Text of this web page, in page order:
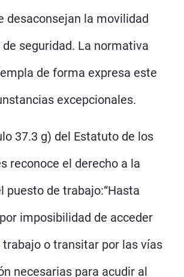
desaconsejan la movilidad
seguridad. La normativa
de forma expresa este
excepcionales.
37.3 g) del Estatuto de los
reconoce el derecho a la
puesto de trabajo:“Hasta
imposibilidad de acceder
trabajo o transitar por las vías
necesarias para acudir al